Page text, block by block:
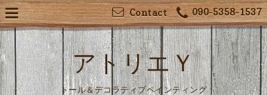
090-5358-1537
Contact
アトリエＹ
トール＆デコラティブペインティング